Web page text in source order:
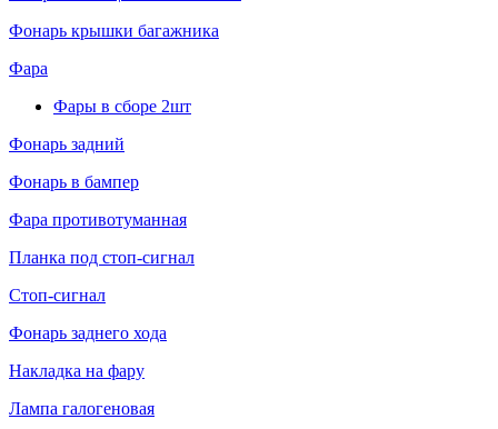
Фонарь крышки багажника
Фара
Фары в сборе 2шт
Фонарь задний
Фонарь в бампер
Фара противотуманная
Планка под стоп-сигнал
Стоп-сигнал
Фонарь заднего хода
Накладка на фару
Лампа галогеновая